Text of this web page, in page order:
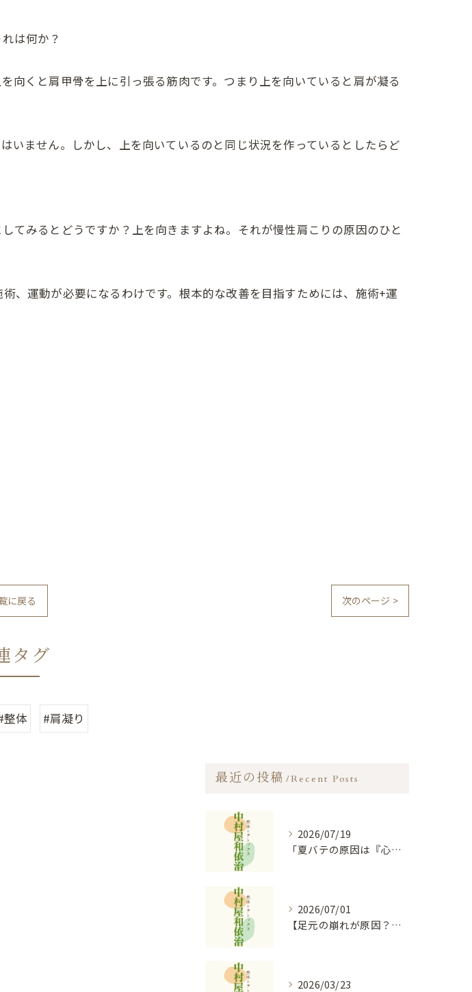
は何か？
向くと肩甲骨を上に引っ張る筋肉です。つまり上を向いていると肩が凝る
いません。しかし、上を向いているのと同じ状況を作っているとしたらど
てみるとどうですか？上を向きますよね。それが慢性肩こりの原因のひと
、運動が必要になるわけです。根本的な改善を目指すためには、施術+運
に戻る 次のページ >
タグ
整体 #肩凝り
最近の投稿 Recent Posts
2026/07/19
「夏バテの原因は『心』の消耗？陰陽五行説に基づく食事と過ごし方のコツ」
2026/07/01
【足元の崩れが原因？】膝痛・股関節痛を根本から和らげる「オイルフットケア×整体」の秘密
2026/03/23